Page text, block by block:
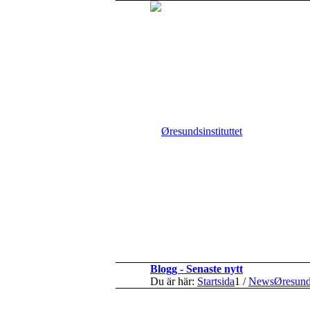
Blogg - Senaste nytt
Du är här: Startsida1 /